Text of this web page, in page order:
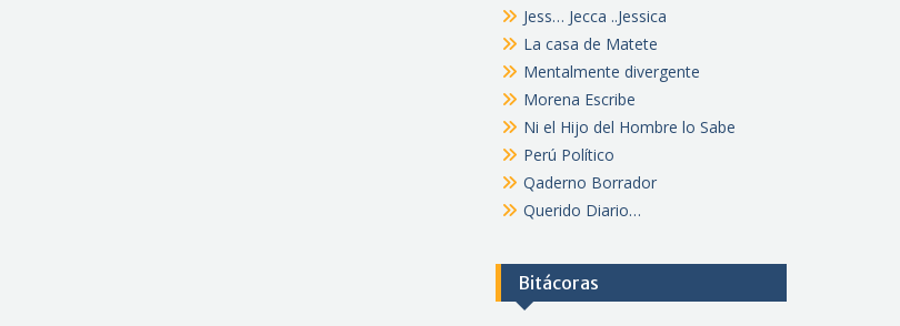
Jess… Jecca ..Jessica
La casa de Matete
Mentalmente divergente
Morena Escribe
Ni el Hijo del Hombre lo Sabe
Perú Político
Qaderno Borrador
Querido Diario…
Bitácoras